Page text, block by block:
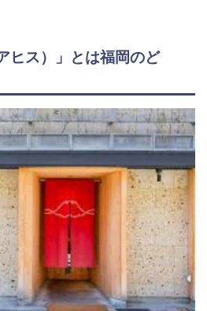
ヒス）」とは福岡のど